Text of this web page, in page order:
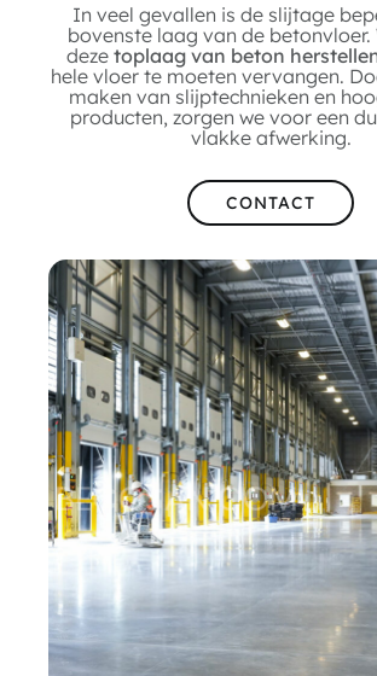
In veel gevallen is de slijtage
bovenste laag van de betonvloer.
deze toplaag van beton
hele vloer te moeten vervangen.
maken van slijptechnieken en
producten, zorgen we voor een
vlakke afwerking.
CONTACT